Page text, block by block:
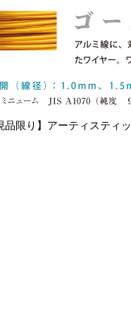
品限り】アーティスティ